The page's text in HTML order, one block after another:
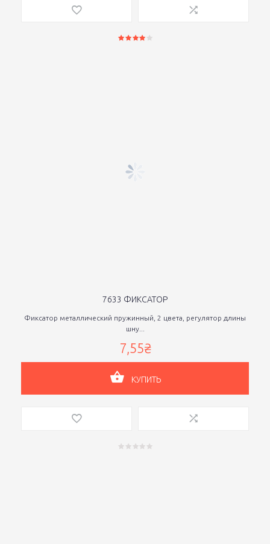
7633 ФИКСАТОР
Фиксатор металлический пружинный, 2 цвета, регулятор длины
шну...
7,55₴
КУПИТЬ